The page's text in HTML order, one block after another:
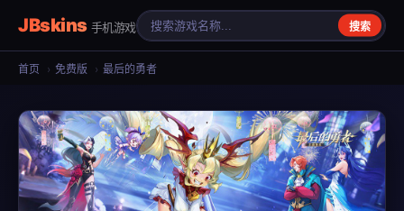
JBskins 手机游戏 搜索
首页 › 免费版 › 最后的勇者